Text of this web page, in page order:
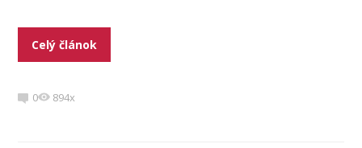
Celý článok
0 894x